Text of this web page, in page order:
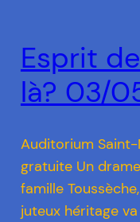
Esprit
là? 03/
Auditorium Saint-
gratuite Un
famille
juteux héritage